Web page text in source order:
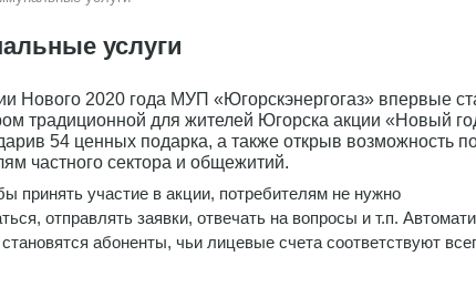
услуги
Нового 2020 года МУП «Югорскэнергогаз» впервые
традиционной для жителей Югорска акции «Новый
54 ценных подарка, а также открыв возможность
частного сектора и общежитий.
принять участие в акции, потребителям не нужно
отправлять заявки, отвечать на вопросы и т.п.
абоненты, чьи лицевые счета соответствуют